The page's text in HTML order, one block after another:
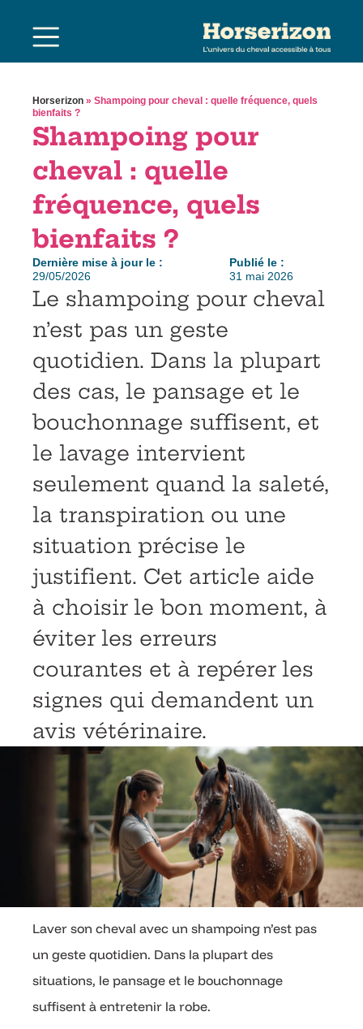
Horserizon » Shampoing pour cheval : quelle fréquence, quels
bienfaits ?
Shampoing pour
cheval : quelle
fréquence, quels
bienfaits ?
Dernière mise à jour le :
29/05/2026
Publié le :
31 mai 2026
Le shampoing pour cheval
n’est pas un geste
quotidien. Dans la plupart
des cas, le pansage et le
bouchonnage suffisent, et
le lavage intervient
seulement quand la saleté,
la transpiration ou une
situation précise le
justifient. Cet article aide
à choisir le bon moment, à
éviter les erreurs
courantes et à repérer les
signes qui demandent un
avis vétérinaire.
Laver son cheval avec un shampoing n’est pas
un geste quotidien. Dans la plupart des
situations, le pansage et le bouchonnage
suffisent à entretenir la robe.